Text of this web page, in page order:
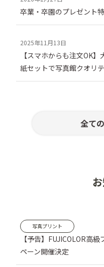
卒業・卒園のプレゼント
【スマホからも注文OK
紙セットで写真館クオリ
全て
写真プリント
【予告】FUJICOLOR高
ペーン開催決定